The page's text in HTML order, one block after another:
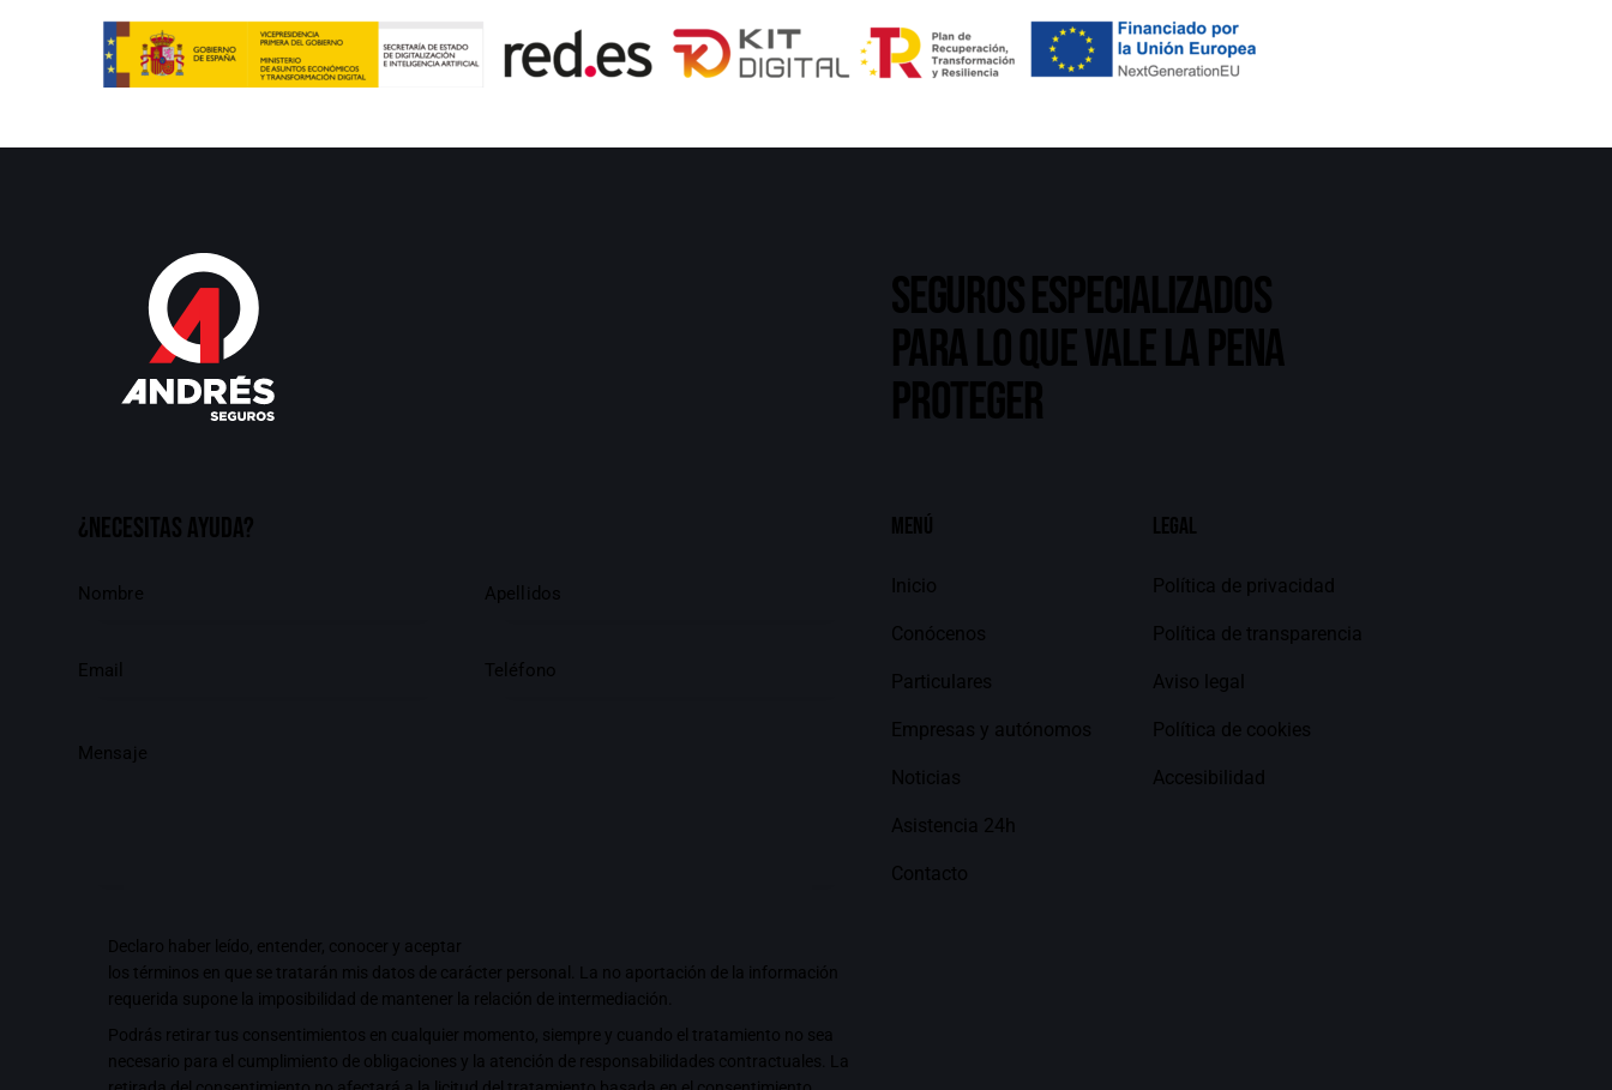
Seguros especializados
para lo que vale la pena
proteger
¿Necesitas ayuda?
Declaro haber leído, entender, conocer y aceptar
los términos en que se tratarán mis datos de carácter personal . La no aportación de la información
requerida supone la imposibilidad de mantener la relación de intermediación.
Podrás retirar tus consentimientos en cualquier momento, siempre y cuando el tratamiento no sea
necesario para el cumplimiento de obligaciones y la atención de responsabilidades contractuales. La
Menú
Inicio
Conócenos
Particulares
Empresas y autónomos
Noticias
Asistencia 24h
Contacto
Legal
Política de privacidad
Política de transparencia
Aviso legal
Política de cookies
Accesibilidad